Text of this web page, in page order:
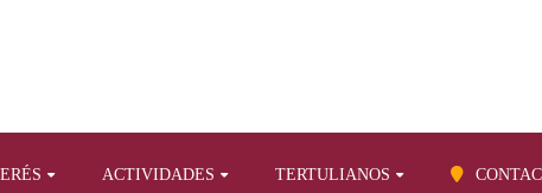
ACTIVIDADES TERTULIANOS